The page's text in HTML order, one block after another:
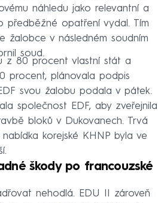
náhledu jako relevantní a
předběžné opatření vydal. Tím
žalobce v následném soudním
soud.
z 80 procent vlastní stát a
procent, plánovala podpis
svou žalobu podala v pátek.
společnost EDF, aby zveřejnila
bloků v Dukovanech. Trvá
korejské KHNP byla ve
škody po francouzské
nehodlá. EDU II zároveň